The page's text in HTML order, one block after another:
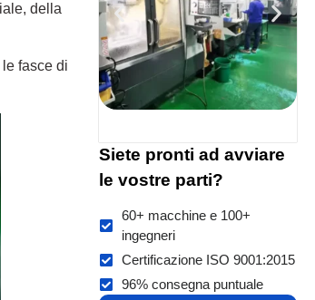
della
fasce di
Siete pronti ad avviare
le vostre parti?
60+ macchine e 100+
ingegneri
Certificazione ISO 9001:2015
96% consegna puntuale